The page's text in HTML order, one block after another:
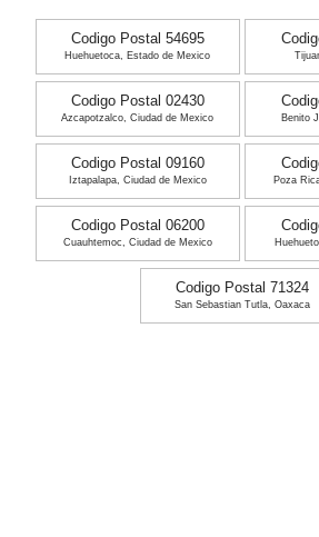
Codigo Postal 54695
Huehuetoca, Estado de Mexico
Codigo Postal 02430
Azcapotzalco, Ciudad de Mexico Benito
Codigo Postal 09160
Iztapalapa, Ciudad de Mexico Poza
Codigo Postal 06200
Cuauhtemoc, Ciudad de Mexico
Codigo Postal 71324
San Sebastian Tutla, Oaxaca